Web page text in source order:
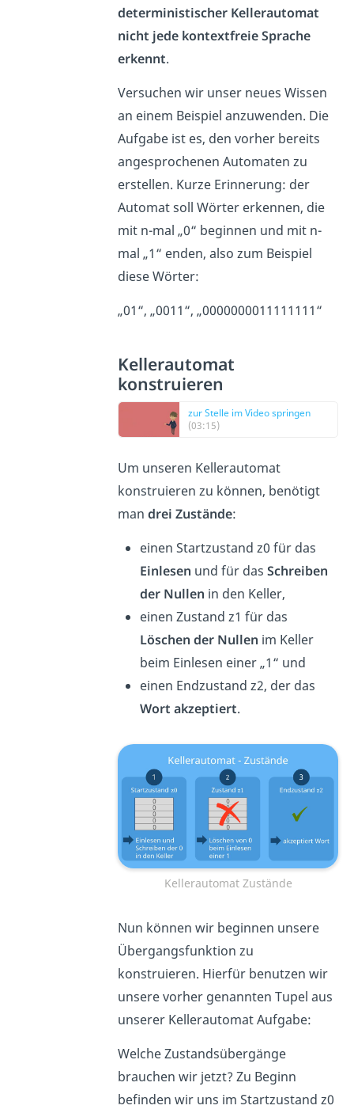
deterministischer Kellerautomat
nicht jede kontextfreie Sprache
erkennt.
Versuchen wir unser neues Wissen
an einem Beispiel anzuwenden. Die
Aufgabe ist es, den vorher bereits
angesprochenen Automaten zu
erstellen. Kurze Erinnerung: der
Automat soll Wörter erkennen, die
mit n-mal „0“ beginnen und mit n-
mal „1“ enden, also zum Beispiel
diese Wörter:
„01“, „0011“, „0000000011111111“
Kellerautomat
konstruieren
zur Stelle im Video springen
(03:15)
Um unseren Kellerautomat
konstruieren zu können, benötigt
mandrei Zustände:
einen Startzustand z0 für das
Einlesen und für dasSchreiben
der Nullen in den Keller,
einen Zustand z1 für das
Löschen der Nullen im Keller
beim Einlesen einer „1“ und
einen Endzustand z2, der das
Wort akzeptiert.
Kellerautomat Zustände
Nun können wir beginnen unsere
Übergangsfunktion zu
konstruieren. Hierfür benutzen wir
unsere vorher genannten Tupel aus
unserer Kellerautomat Aufgabe:
Welche Zustandsübergänge
brauchen wir jetzt? Zu Beginn
befinden wir uns im Startzustand z0